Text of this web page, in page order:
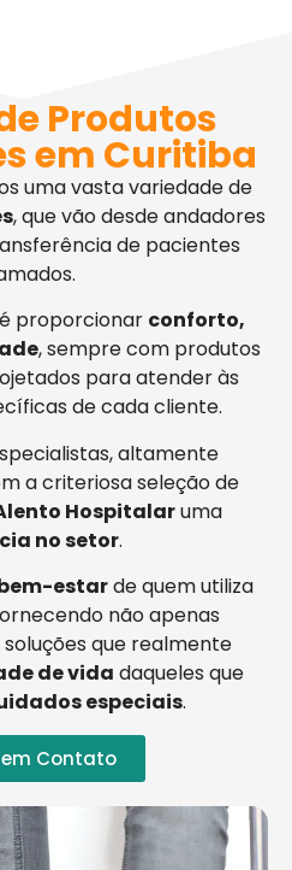
Produtos
em Curitiba
uma vasta variedade de
, que vão desde andadores
de pacientes
proporcionar conforto,
, sempre com produtos
para atender às
de cada cliente.
altamente
a criteriosa seleção de
Hospitalaruma
no setor.
estarde quem utiliza
não apenas
que realmente
de vida daqueles que
especiais.
em Contato